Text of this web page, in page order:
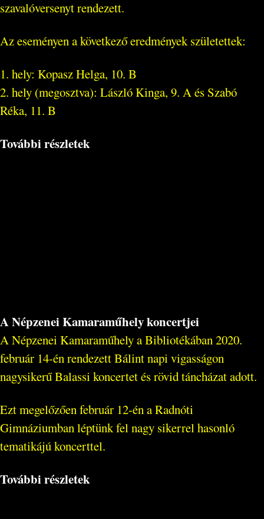
szavalóversenyt rendezett.
Az eseményen a következő eredmények születettek:
1. hely: Kopasz Helga, 10. B
2. hely (megosztva): László Kinga, 9. A és Szabó
Réka, 11. B
További részletek
A Népzenei Kamaraműhely koncertjei
A Népzenei Kamaraműhely a Bibliotékában 2020.
február 14-én rendezett Bálint napi vigasságon
nagysikerű Balassi koncertet és rövid táncházat adott.
Ezt megelőzően február 12-én a Radnóti
Gimnáziumban léptünk fel nagy sikerrel hasonló
tematikájú koncerttel.
További részletek